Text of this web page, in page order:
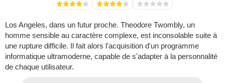
Los Angeles, dans un futur proche. Theodore Twombly, un
homme sensible au caractère complexe, est inconsolable suite à
une rupture difficile. Il fait alors l'acquisition d'un programme
informatique ultramoderne, capable de s'adapter à la personnalité
de chaque utilisateur.